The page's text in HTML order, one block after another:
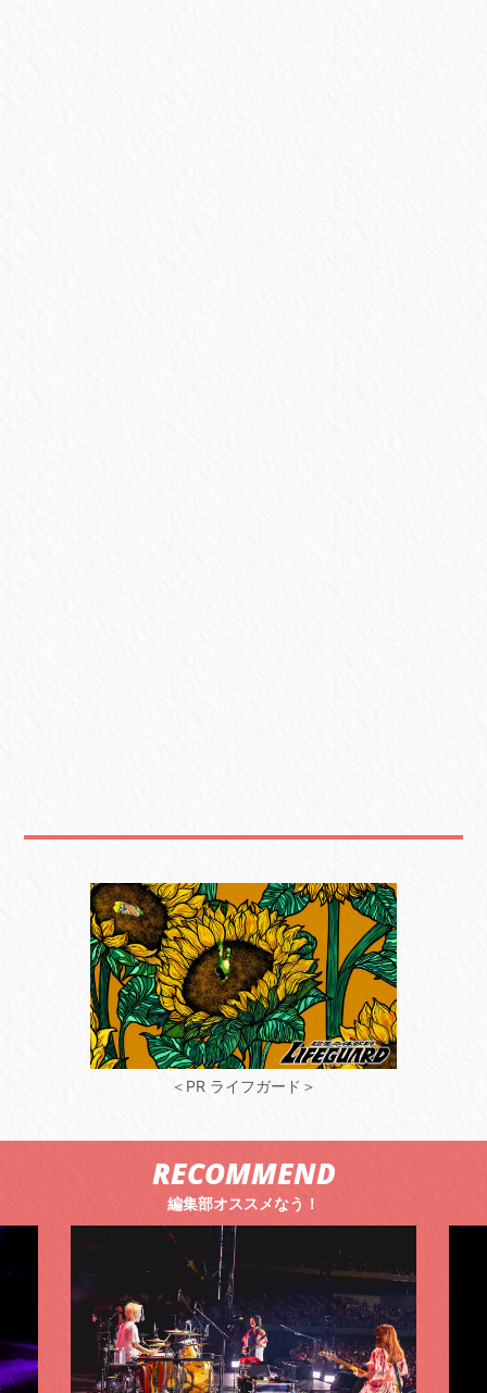
＜PR ライフガード＞
RECOMMEND
編集部オススメなう！